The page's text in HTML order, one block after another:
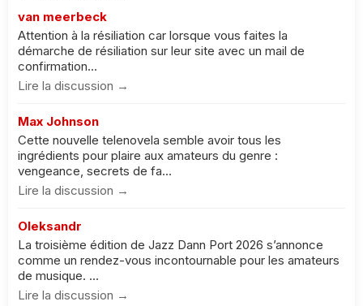
van meerbeck
Attention à la résiliation car lorsque vous faites la
démarche de résiliation sur leur site avec un mail de
confirmation...
Lire la discussion →
Max Johnson
Cette nouvelle telenovela semble avoir tous les
ingrédients pour plaire aux amateurs du genre :
vengeance, secrets de fa...
Lire la discussion →
Oleksandr
La troisième édition de Jazz Dann Port 2026 s’annonce
comme un rendez-vous incontournable pour les amateurs
de musique. ...
Lire la discussion →